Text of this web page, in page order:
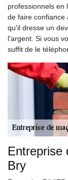
professionnels en
de faire confiance
qu'il dresse un
l'argent. Si vous
suffit de le
Entreprise
Bry